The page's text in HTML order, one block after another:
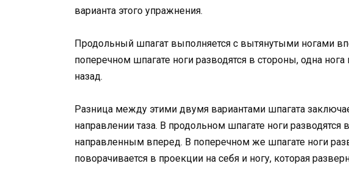
варианта этого упражнения.
Продольный шпагат выполняется с вытянутыми ногами
поперечном шпагате ноги разводятся в стороны, одна
назад.
Разница между этими двумя вариантами шпагата
направлении таза. В продольном шпагате ноги разводятся
направленным вперед. В поперечном же шпагате ноги
поворачивается в проекции на себя и ногу, которая